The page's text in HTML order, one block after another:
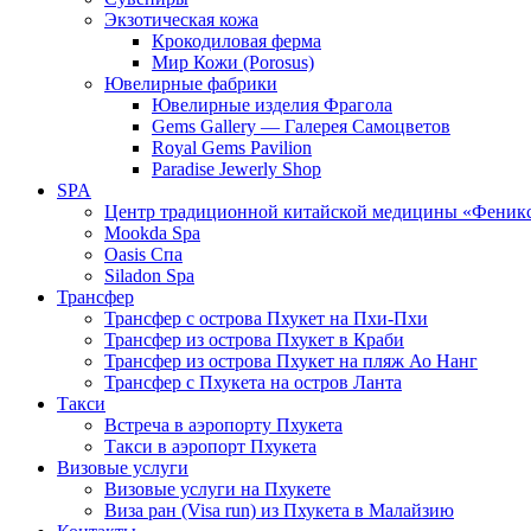
Экзотическая кожа
Крокодиловая ферма
Мир Кожи (Porosus)
Ювелирные фабрики
Ювелирные изделия Фрагола
Gems Gallery — Галерея Самоцветов
Royal Gems Pavilion
Paradise Jewerly Shop
SPA
Центр традиционной китайской медицины
Mookda Spa
Oasis Спа
Siladon Spa
Трансфер
Трансфер с острова Пхукет на Пхи-Пхи
Трансфер из острова Пхукет в Краби
Трансфер из острова Пхукет на пляж Ао Нанг
Трансфер с Пхукета на остров Ланта
Такси
Встреча в аэропорту Пхукета
Такси в аэропорт Пхукета
Визовые услуги
Визовые услуги на Пхукете
Виза ран (Visa run) из Пхукета в Малайзию